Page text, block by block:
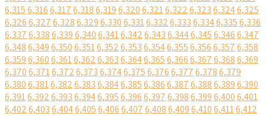
6,3156,3166,3176,3186,3196,3206,3216,3226,3236,3246,325
6,3266,3276,3286,3296,3306,3316,3326,3336,3346,3356,336
6,3376,3386,3396,3406,3416,3426,3436,3446,3456,3466,347
6,3486,3496,3506,3516,3526,3536,3546,3556,3566,3576,358
6,3596,3606,3616,3626,3636,3646,3656,3666,3676,3686,369
6,3706,3716,3726,3736,3746,3756,3766,3776,3786,379
6,3806,3816,3826,3836,3846,3856,3866,3876,3886,3896,390
6,3916,3926,3936,3946,3956,3966,3976,3986,3996,4006,401
6,4026,4036,4046,4056,4066,4076,4086,4096,4106,4116,412